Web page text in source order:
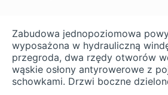
Zabudowa jednopoziomowa
wyposażona w hydrauliczną
przegroda, dwa rzędy otworów
wąskie osłony antyrowerowe z
schowkami. Drzwi boczne